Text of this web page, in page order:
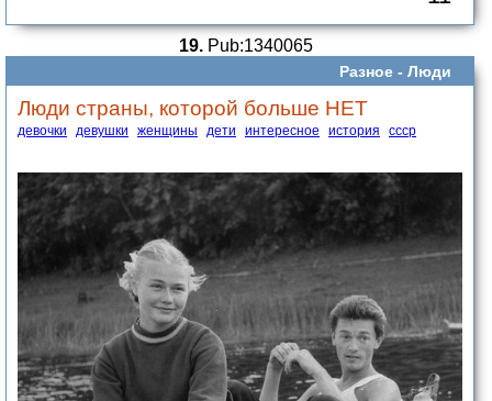
19. Pub:1340065
Разное - Люди
Люди страны, которой больше НЕТ
девочки девушки женщины дети интересное история ссср